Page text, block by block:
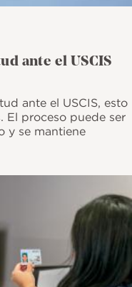
ante el USCIS
ante el USCIS, esto
El proceso puede ser
y se mantiene